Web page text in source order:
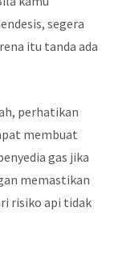
segera
itu tanda ada
perhatikan
membuat
gas jika
memastikan
risiko api tidak